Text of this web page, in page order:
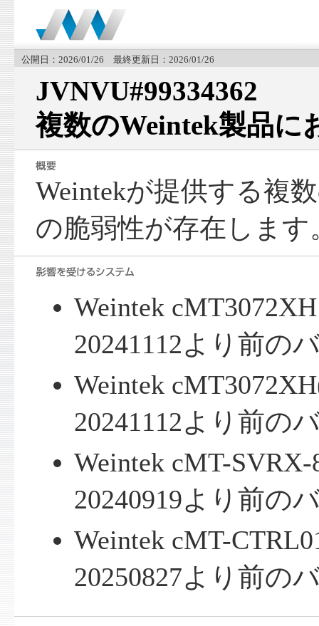
公開日：2026/01/26 最終更新日：2026/01/26
JVNVU#99334362
複数のWeintek製品に
Weintekが提供する複
の脆弱性が存在します
Weintek
20241112より前の
Weintek
20241112より前の
Weintek cMT-
20240919より前の
Weintek cMT-
20250827より前の